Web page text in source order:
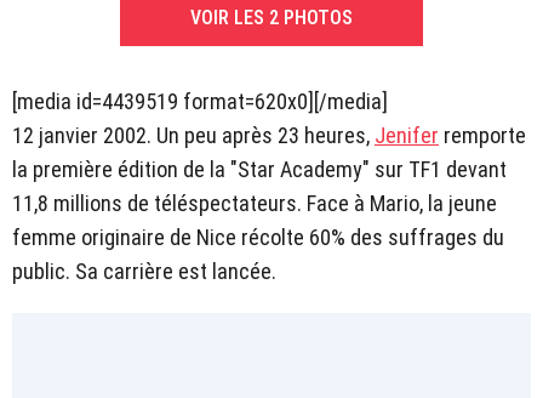
VOIR LES 2 PHOTOS
[media id=4439519 format=620x0][/media]
12 janvier 2002. Un peu après 23 heures, Jenifer remporte
la première édition de la "Star Academy" sur TF1 devant
11,8 millions de téléspectateurs. Face à Mario, la jeune
femme originaire de Nice récolte 60% des suffrages du
public. Sa carrière est lancée.